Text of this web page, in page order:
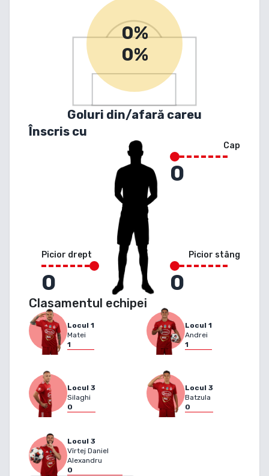
0%
0%
Goluri din/afară careu
Înscris cu
Picior drept
0
Cap
0
Picior stâng
0
Clasamentul echipei
Locul 1
Matei
1
Locul 1
Andrei
1
Locul 3
Silaghi
0
Locul 3
Batzula
0
Locul 3
Vîrtej Daniel
Alexandru
0